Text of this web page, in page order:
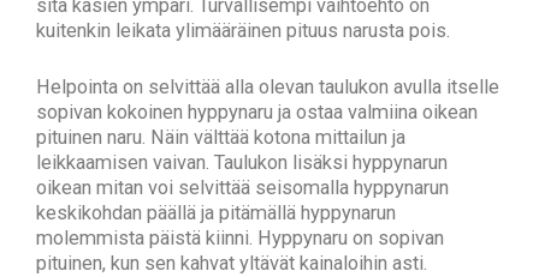
sitä käsien ympäri. Turvallisempi vaihtoehto on
kuitenkin leikata ylimääräinen pituus narusta pois.
Helpointa on selvittää alla olevan taulukon avulla itselle
sopivan kokoinen hyppynaru ja ostaa valmiina oikean
pituinen naru. Näin välttää kotona mittailun ja
leikkaamisen vaivan. Taulukon lisäksi hyppynarun
oikean mitan voi selvittää seisomalla hyppynarun
keskikohdan päällä ja pitämällä hyppynarun
molemmista päistä kiinni. Hyppynaru on sopivan
pituinen, kun sen kahvat yltävät kainaloihin asti.